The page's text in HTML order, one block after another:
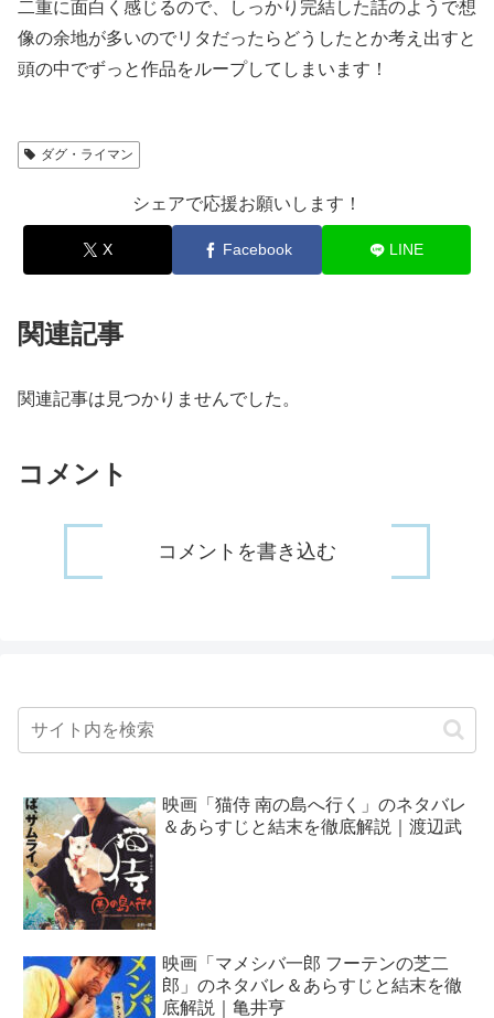
二重に面白く感じるので、しっかり完結した話のようで想
像の余地が多いのでリタだったらどうしたとか考え出すと
頭の中でずっと作品をループしてしまいます！
ダグ・ライマン
シェアで応援お願いします！
X Facebook LINE
関連記事
関連記事は見つかりませんでした。
コメント
コメントを書き込む
映画「猫侍 南の島へ行く」のネタバレ
＆あらすじと結末を徹底解説｜渡辺武
映画「マメシバ一郎 フーテンの芝二
郎」のネタバレ＆あらすじと結末を徹
底解説｜亀井亨